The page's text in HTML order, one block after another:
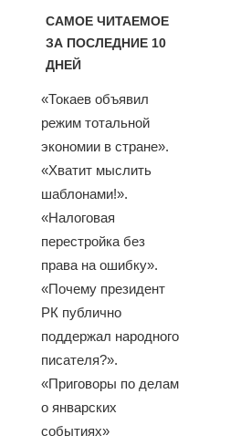
САМОЕ ЧИТАЕМОЕ
ЗА ПОСЛЕДНИЕ 10
ДНЕЙ
«Токаев объявил
режим тотальной
экономии в стране».
«Хватит мыслить
шаблонами!».
«Налоговая
перестройка без
права на ошибку».
«Почему президент
РК публично
поддержал народного
писателя?».
«Приговоры по делам
о январских
событиях»